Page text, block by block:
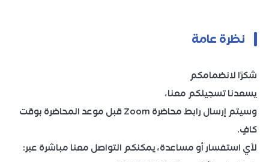
نظرة عامة
شكرًا لانضمامكم
يسعدنا تسجيلكم معنا،
وسيتم إرسال رابط محاضرة Zoom قبل موعد المحاضرة بوقت
كافٍ.
لأي استفسار أو مساعدة، يمكنكم التواصل معنا مباشرة عبر: